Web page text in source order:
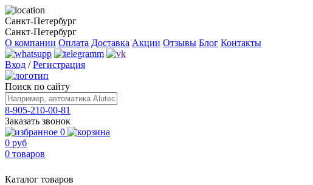
Санкт-Петербург
Санкт-Петербург
О компании Оплата Доставка Акции Отзывы Блог Контакты
Вход / Регистрация
Поиск по сайту
8-905-210-00-81
Заказать звонок
0
0 руб
0 товаров
Каталог товаров